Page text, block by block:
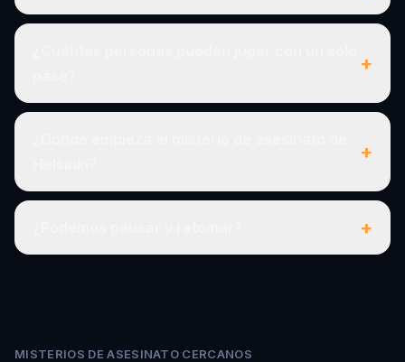
+
+
+
MISTERIOS DE ASESINATO CERCANOS